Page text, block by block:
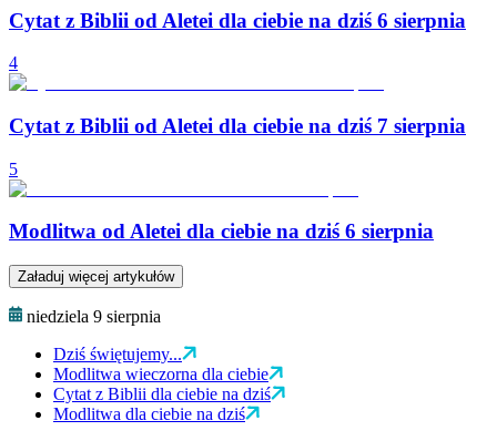
Cytat z Biblii od Aletei dla ciebie na dziś 6 sierpnia
4
Cytat z Biblii od Aletei dla ciebie na dziś 7 sierpnia
5
Modlitwa od Aletei dla ciebie na dziś 6 sierpnia
Załaduj więcej artykułów
niedziela 9 sierpnia
Dziś świętujemy...
Modlitwa wieczorna dla ciebie
Cytat z Biblii dla ciebie na dziś
Modlitwa dla ciebie na dziś